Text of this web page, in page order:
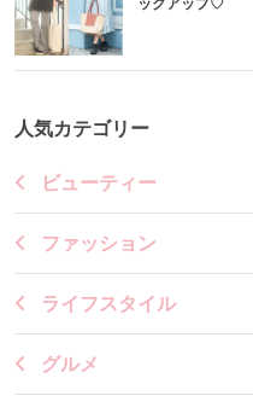
ックアップ♡
人気カテゴリー
ビューティー
ファッション
ライフスタイル
グルメ